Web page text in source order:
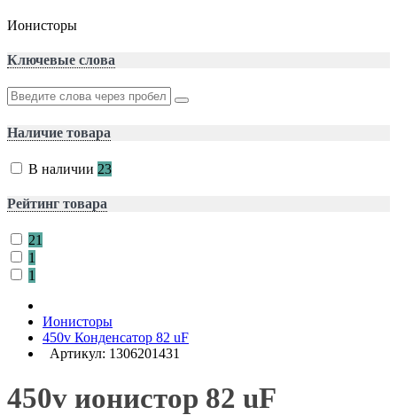
Ионисторы
Ключевые слова
Наличие товара
В наличии 23
Рейтинг товара
21
1
1
Ионисторы
450v Конденсатор 82 uF
Артикул: 1306201431
450v ионистор 82 uF